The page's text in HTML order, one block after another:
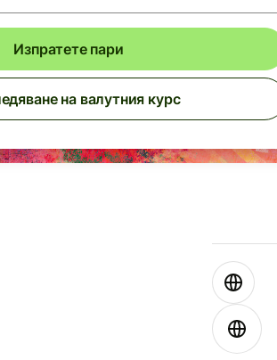
Изпратете пари
на валутния курс